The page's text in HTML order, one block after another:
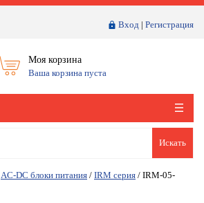
Вход | Регистрация
Моя корзина
Ваша корзина пуста
Искать
AC-DC блоки питания / IRM серия / IRM-05-